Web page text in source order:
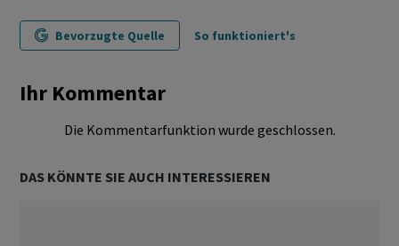
Bevorzugte Quelle So funktioniert's
Ihr Kommentar
Die Kommentarfunktion wurde geschlossen.
DAS KÖNNTE SIE AUCH INTERESSIEREN